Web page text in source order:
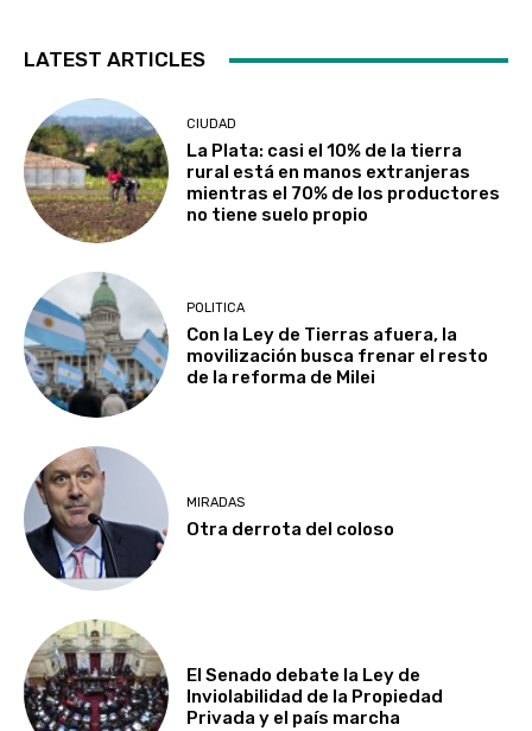
LATEST ARTICLES
CIUDAD
La Plata: casi el 10% de la tierra
rural está en manos extranjeras
mientras el 70% de los productores
no tiene suelo propio
POLITICA
Con la Ley de Tierras afuera, la
movilización busca frenar el resto
de la reforma de Milei
MIRADAS
Otra derrota del coloso
El Senado debate la Ley de
Inviolabilidad de la Propiedad
Privada y el país marcha